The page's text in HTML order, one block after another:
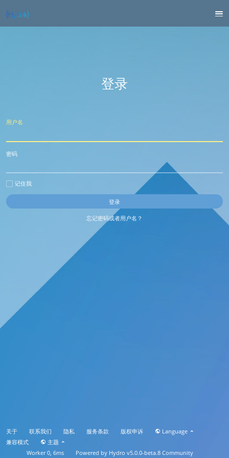
登录
用户名
密码
记住我
忘记密码或者用户名？
关于 联系我们 隐私 服务条款 版权申诉
Language
兼容模式
主题
Worker 0, 6ms
Powered by Hydro v5.0.0-beta.8 Community